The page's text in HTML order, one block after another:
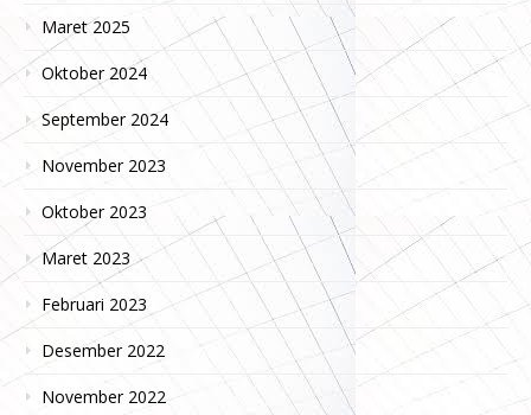
Maret 2025
Oktober 2024
September 2024
November 2023
Oktober 2023
Maret 2023
Februari 2023
Desember 2022
November 2022